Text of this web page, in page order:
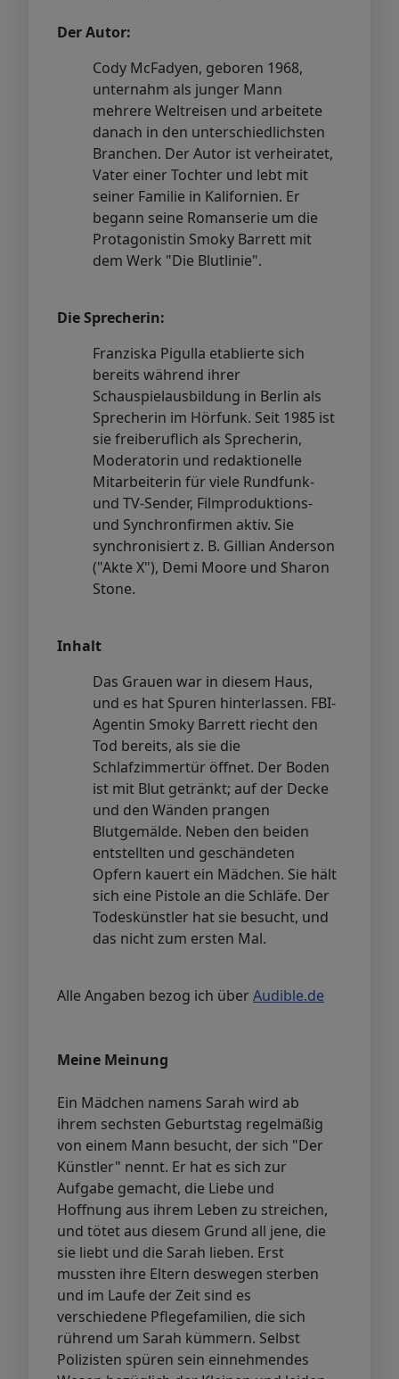
Der Autor:
Cody McFadyen, geboren 1968,
unternahm als junger Mann
mehrere Weltreisen und arbeitete
danach in den unterschiedlichsten
Branchen. Der Autor ist verheiratet,
Vater einer Tochter und lebt mit
seiner Familie in Kalifornien. Er
begann seine Romanserie um die
Protagonistin Smoky Barrett mit
dem Werk "Die Blutlinie".
Die Sprecherin:
Franziska Pigulla etablierte sich
bereits während ihrer
Schauspielausbildung in Berlin als
Sprecherin im Hörfunk. Seit 1985 ist
sie freiberuflich als Sprecherin,
Moderatorin und redaktionelle
Mitarbeiterin für viele Rundfunk-
und TV-Sender, Filmproduktions-
und Synchronfirmen aktiv. Sie
synchronisiert z. B. Gillian Anderson
("Akte X"), Demi Moore und Sharon
Stone.
Inhalt
Das Grauen war in diesem Haus,
und es hat Spuren hinterlassen. FBI-
Agentin Smoky Barrett riecht den
Tod bereits, als sie die
Schlafzimmertür öffnet. Der Boden
ist mit Blut getränkt; auf der Decke
und den Wänden prangen
Blutgemälde. Neben den beiden
entstellten und geschändeten
Opfern kauert ein Mädchen. Sie hält
sich eine Pistole an die Schläfe. Der
Todeskünstler hat sie besucht, und
das nicht zum ersten Mal.
Alle Angaben bezog ich überAudible.de
Meine Meinung
Ein Mädchen namens Sarah wird ab
ihrem sechsten Geburtstag regelmäßig
von einem Mann besucht, der sich "Der
Künstler" nennt. Er hat es sich zur
Aufgabe gemacht, die Liebe und
Hoffnung aus ihrem Leben zu streichen,
und tötet aus diesem Grund all jene, die
sie liebt und die Sarah lieben. Erst
mussten ihre Eltern deswegen sterben
und im Laufe der Zeit sind es
verschiedene Pflegefamilien, die sich
rührend um Sarah kümmern. Selbst
Polizisten spüren sein einnehmendes